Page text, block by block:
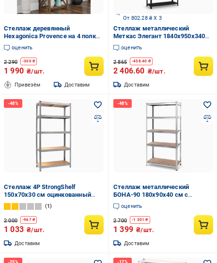
Стеллаж деревянный
Hexagonica Provence на 4 полки
1200х500х300 мм (120046)
оценить
2 290 -300₴
1 990 ₴/шт.
Привезём Доставим
От 802.28 ₴ X 3
Стеллаж металлический
Меткас Элегант 1840х950х340
мм 50 кг/полку (элегант 3)
оценить
2 865 -458.40 ₴
2 406.60 ₴/шт.
Доставим
Стеллаж 4P StrongShelf
150х70х30 см оцинкованный
равномерная нагрузка 150 кг/
полка общая нагрузка до 750 кг
1
2 000 -967₴
1 033 ₴/шт.
Доставим
Стеллаж металлический
БОНА-90 180х90х40 см с
оцинкованным покрытием на 5
полок из МДФ (90)
оценить
2 700 -1 301 ₴
1 399 ₴/шт.
Доставим